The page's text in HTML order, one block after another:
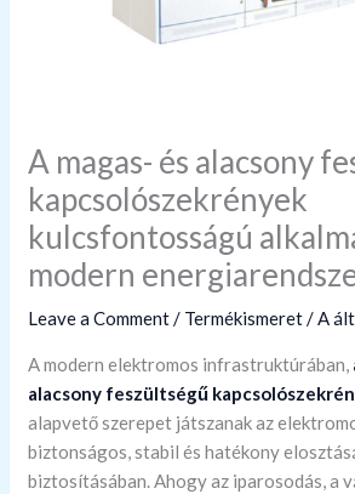
A magas- és alacsony
kapcsolószekrények
kulcsfontosságú
modern
Leave a Comment/ Termékismeret/ A
A modern elektromos infrastruktúrában,
alacsony feszültségű
alapvető szerepet játszanak az
biztonságos, stabil és hatékony
biztosításában. Ahogy az iparosodás, a